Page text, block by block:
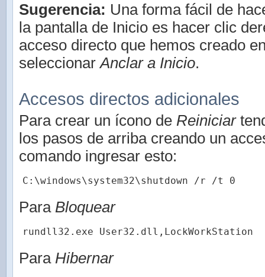
Sugerencia: Una forma fácil de
la pantalla de Inicio es hacer clic
acceso directo que hemos creado
seleccionar Anclar a Inicio.
Accesos directos adicionales
Para crear un ícono de Reiniciar
los pasos de arriba creando un
comando ingresar esto:
C:\windows\system32\shutdown /r /t 0
Para Bloquear
rundll32.exe User32.dll,LockWorkStation
Para Hibernar